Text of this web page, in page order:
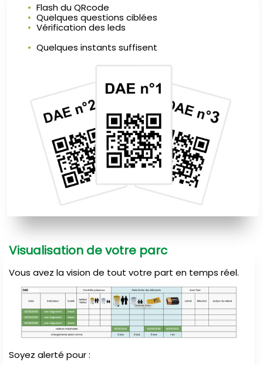
Flash du QRcode
Quelques questions ciblées
Vérification des leds
Quelques instants suffisent
Visualisation de votre parc
Vous avez la vision de tout votre part en temps réel.
Soyez alerté pour :